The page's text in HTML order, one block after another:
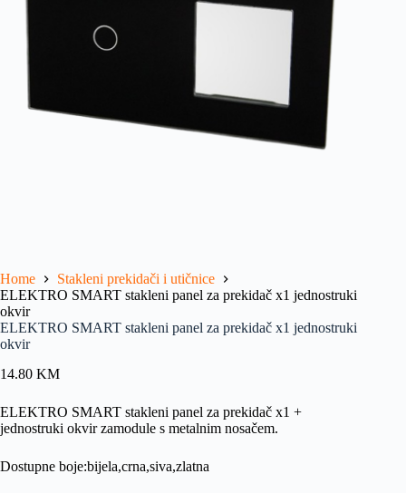
Home
Stakleni prekidači i utičnice
ELEKTRO SMART stakleni panel za prekidač x1 jednostruki
okvir
ELEKTRO SMART stakleni panel za prekidač x1 jednostruki
okvir
14.80 KM
ELEKTRO SMART stakleni panel za prekidač x1 +
jednostruki okvir zamodule s metalnim nosačem.
Dostupne boje:bijela,crna,siva,zlatna